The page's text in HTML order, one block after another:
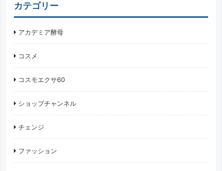
カテゴリー
アカデミア酵母
コスメ
コスモエクサ60
ショップチャンネル
チェンジ
ファッション